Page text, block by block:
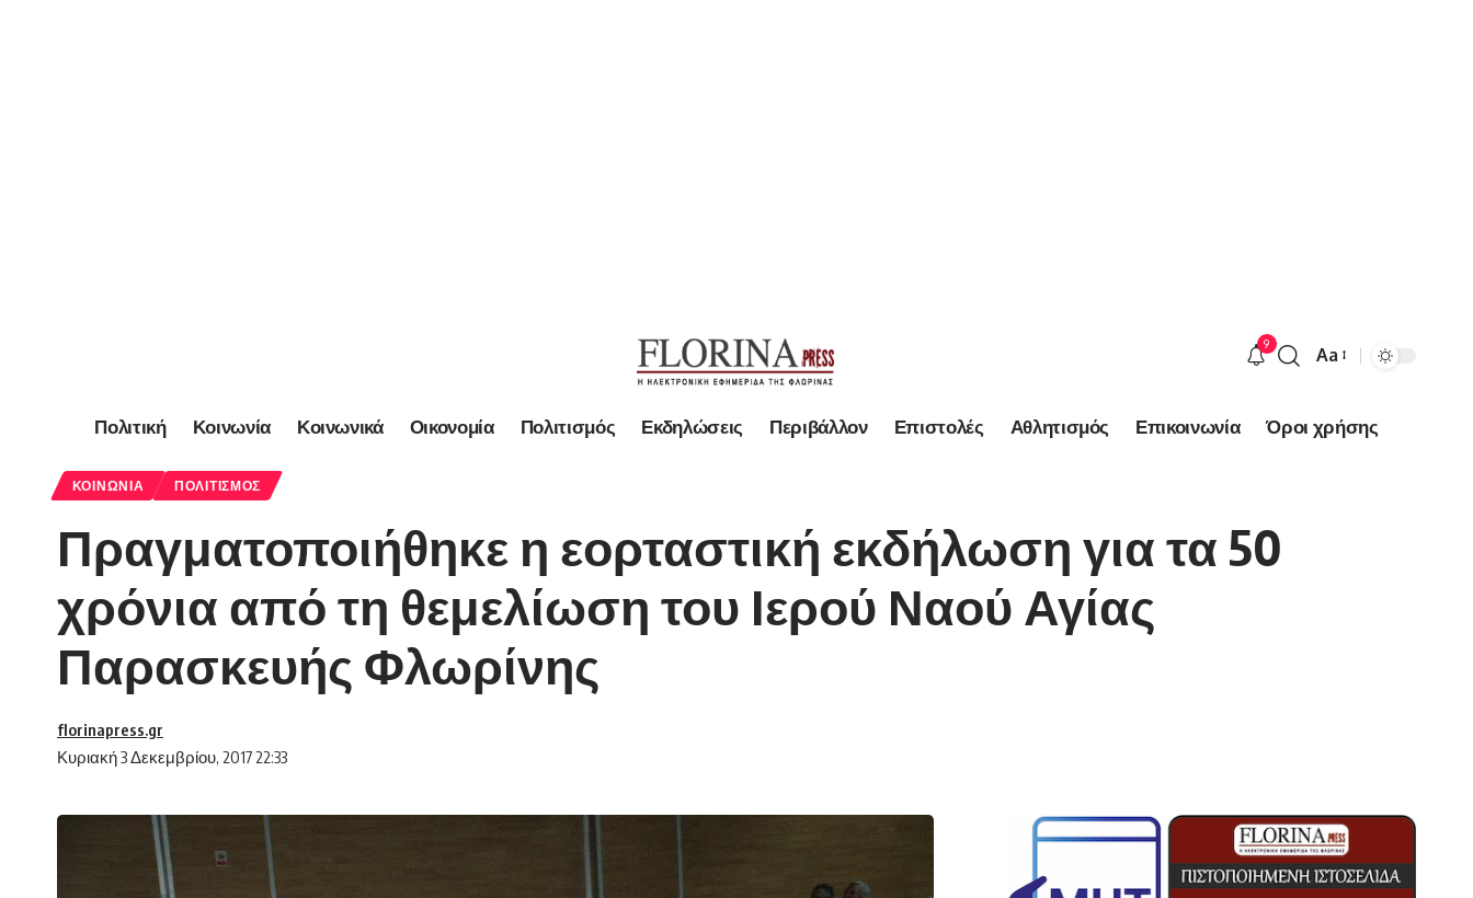
9
Font
Aa
Πολιτική Κοινωνία Κοινωνικά Οικονομία Πολιτισμός Εκδηλώσεις Περιβάλλον Επιστολές Αθλητισμός Επικοινωνία Όροι χρήσης
ΚΟΙΝΩΝΊΑ ΠΟΛΙΤΙΣΜΌΣ
Πραγματοποιήθηκε η εορταστική εκδήλωση για τα 50
χρόνια από τη θεμελίωση του Ιερού Ναού Αγίας
Παρασκευής Φλωρίνης
Κυριακή 3 Δεκεμβρίου, 2017 22:33
florinapress.gr